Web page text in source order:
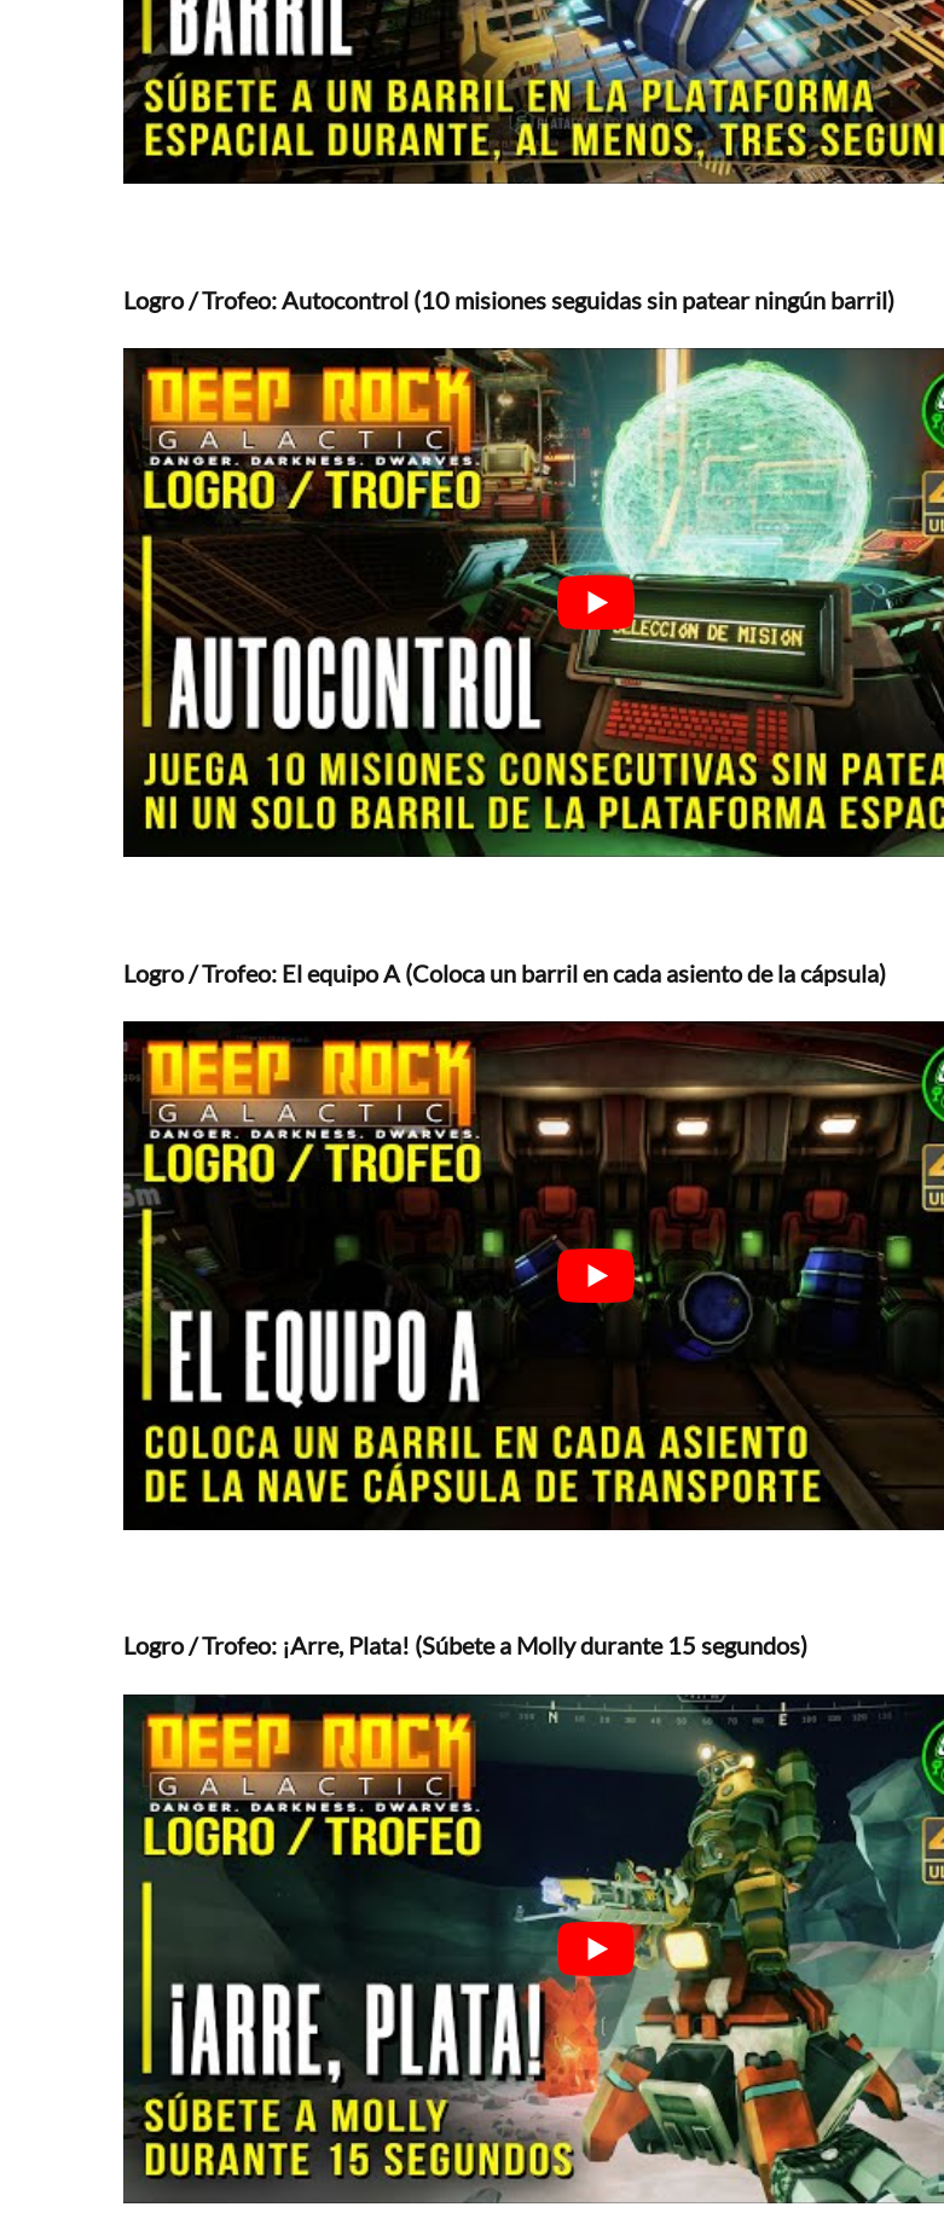
Logro / Trofeo: Autocontrol (10 misiones seguidas sin patear ningún barril)
Logro / Trofeo: El equipo A (Coloca un barril en cada asiento de la cápsula)
Logro / Trofeo: ¡Arre, Plata! (Súbete a Molly durante 15 segundos)